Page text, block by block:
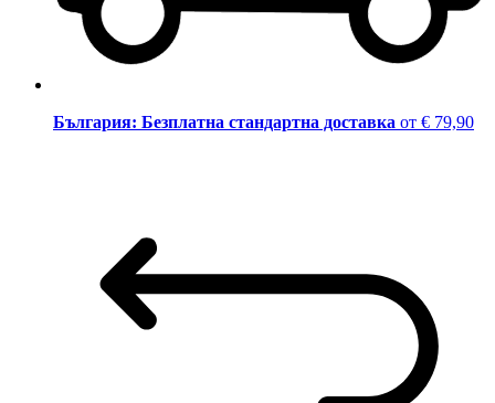
България: Безплатна стандартна доставка от € 79,90